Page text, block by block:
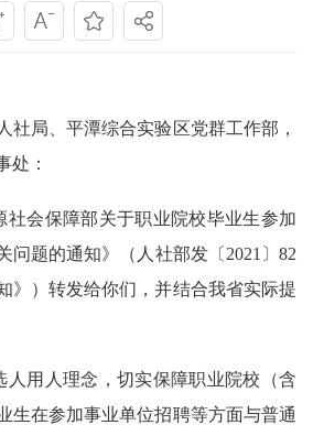
社局、平潭综合实验区党群工作部，
处 ：
社会保障部关于职业院校毕业生参加
问题的通知》（ 人社部发〔 2021 〕82
》）转发给你们 ，并结合我省实际提
人用人理念， 切实保障职业院校（含
生在参加事业单位招聘等方面与普通